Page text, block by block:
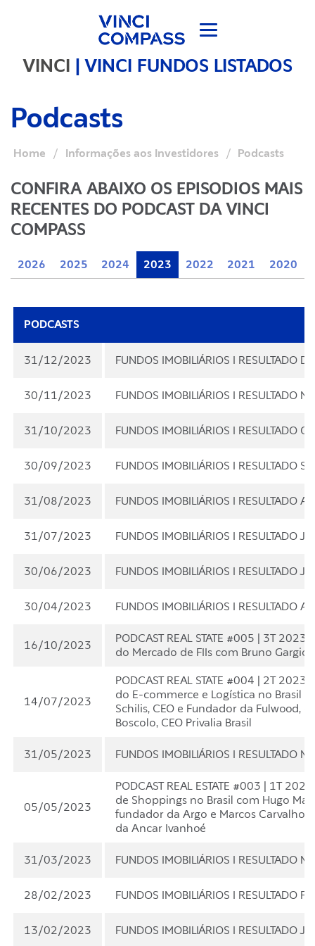
VINCI |VINCI FUNDOS LISTADOS
Podcasts
Home / Informações aos Investidores / Podcasts
CONFIRA ABAIXO OS EPISODIOS MAIS
RECENTES DO PODCAST DA VINCI
COMPASS
2026 2025 2024 2023 2022 2021 2020
PODCASTS
31/12/2023 FUNDOS IMOBILIÁRIOS I RESULTADO
30/11/2023 FUNDOS IMOBILIÁRIOS I RESULTADO
31/10/2023 FUNDOS IMOBILIÁRIOS I RESULTADO
30/09/2023 FUNDOS IMOBILIÁRIOS I RESULTADO
31/08/2023 FUNDOS IMOBILIÁRIOS I RESULTADO
31/07/2023 FUNDOS IMOBILIÁRIOS I RESULTADO
30/06/2023 FUNDOS IMOBILIÁRIOS I RESULTADO
30/04/2023 FUNDOS IMOBILIÁRIOS I RESULTADO
16/10/2023
PODCAST REAL STATE #005 | 3T
do Mercado de FIIs com Bruno
14/07/2023
PODCAST REAL STATE #004 | 2T 2023
do E-commerce e Logística no Brasil
Schilis, CEO e Fundador da Fulwood,
Boscolo, CEO Privalia Brasil
31/05/2023 FUNDOS IMOBILIÁRIOS I RESULTADO
05/05/2023
PODCAST REAL ESTATE #003 | 1T
de Shoppings no Brasil com Hugo
fundador da Argo e Marcos Carvalho,
da Ancar Ivanhoé
31/03/2023 FUNDOS IMOBILIÁRIOS I RESULTADO
28/02/2023 FUNDOS IMOBILIÁRIOS I RESULTADO
13/02/2023 FUNDOS IMOBILIÁRIOS I RESULTADO